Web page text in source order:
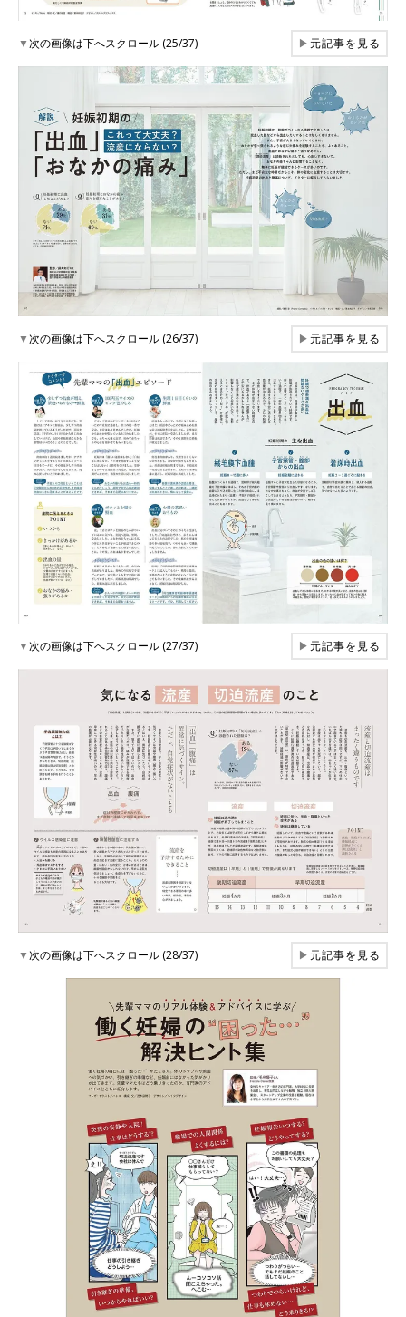
▼次の画像は下へスクロール (25/37) ▶元記事を見る
▼次の画像は下へスクロール (26/37) ▶元記事を見る
▼次の画像は下へスクロール (27/37) ▶元記事を見る
▼次の画像は下へスクロール (28/37) ▶元記事を見る